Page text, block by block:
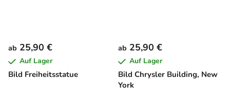
Bild Freiheitsstatue
ab 25,90 €
Auf Lager
Bild Chrysler Building, New
York
ab 25,90 €
Auf Lager